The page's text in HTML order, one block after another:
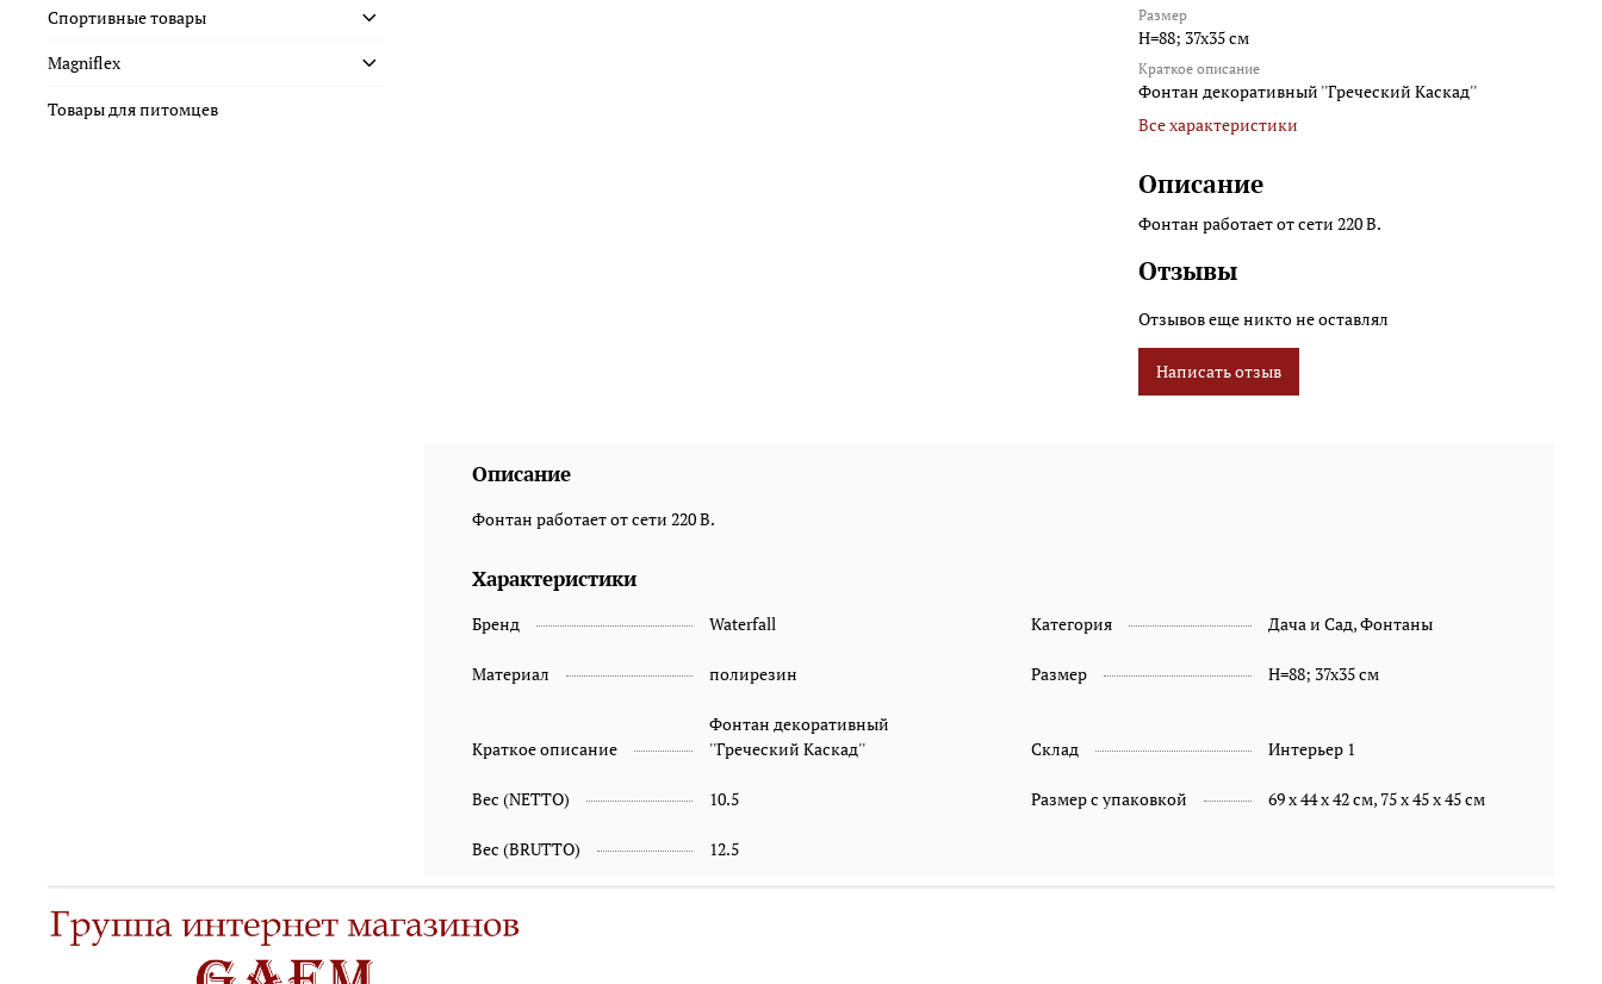
Размер
H=88; 37x35 см
Краткое описание
Фонтан декоративный ''Греческий Каскад''
Все характеристики
Описание
Фонтан работает от сети 220 В.
Отзывы
Отзывов еще никто не оставлял
Написать отзыв
Описание
Фонтан работает от сети 220 В.
Характеристики
Бренд Waterfall Категория Дача и Сад, Фонтаны
Материал полирезин Размер H=88; 37x35 см
Краткое описание
Фонтан декоративный
''Греческий Каскад''
Склад Интерьер 1
Вес (NETTO) 10.5 Размер с упаковкой 69 х 44 х 42 см, 75 х 45 х 45 см
Вес (BRUTTO) 12.5
Спортивные товары
Magniflex
Товары для питомцев